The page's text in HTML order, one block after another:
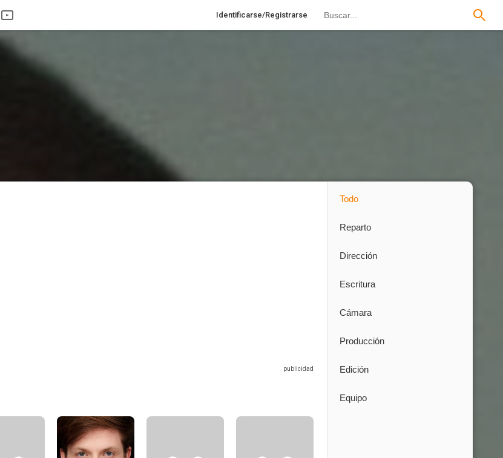
Identificarse/Registrarse
Todo
Reparto
Dirección
Escritura
Cámara
Producción
Edición
Equipo